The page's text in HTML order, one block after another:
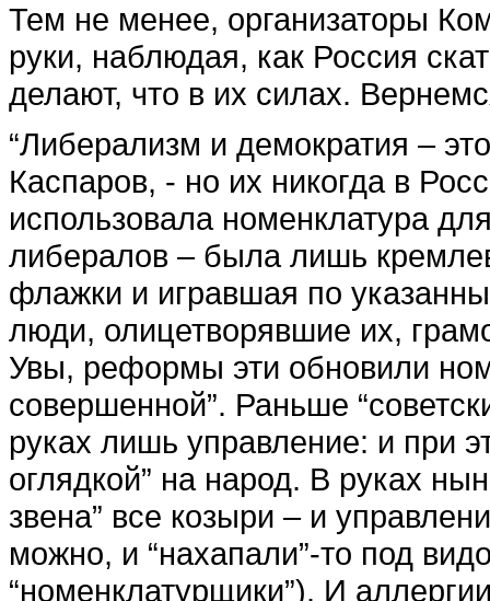
Тем не менее, организаторы
руки, наблюдая, как Россия
делают, что в их силах.
“Либерализм и демократия –
Каспаров, - но их никогда в
использовала номенклатура
либералов – была лишь
флажки и игравшая по
люди, олицетворявшие их,
Увы, реформы эти обновили
совершенной”. Раньше
руках лишь управление: и при
оглядкой” на народ. В руках
звена” все козыри – и
можно, и “нахапали”-то под
“номенклатурщики”). И